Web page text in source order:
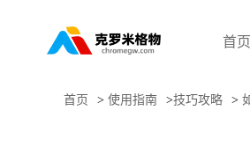
首页
首页 > 使用指南 >技巧攻略 >